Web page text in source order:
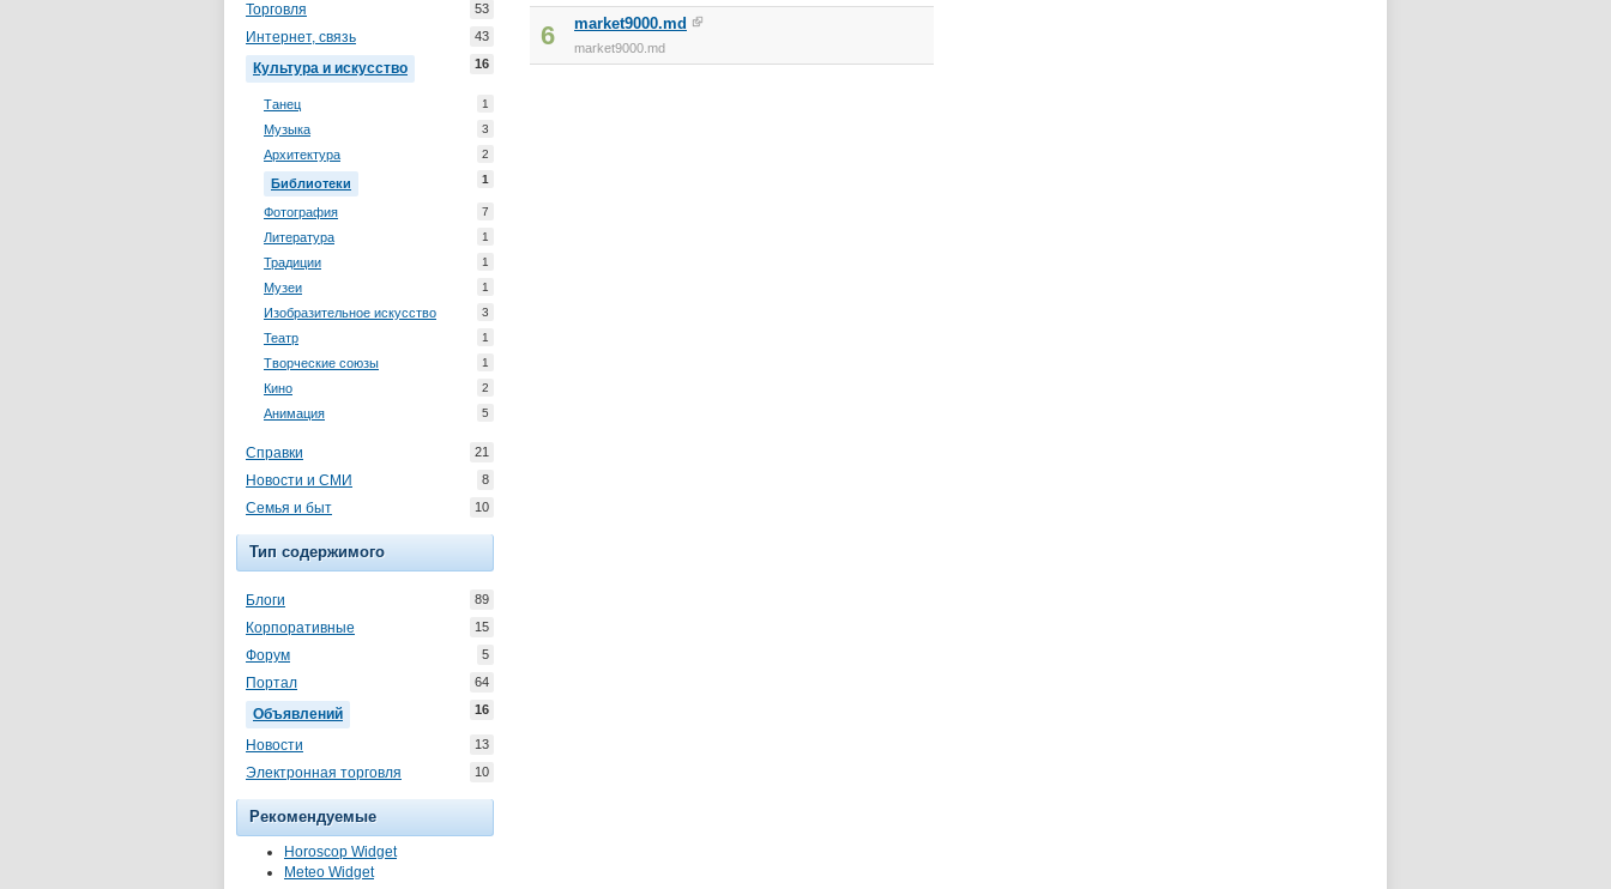
Торговля 53
Интернет, связь 43
Культура и искусство 16
Танец 1
Музыка 3
Архитектура 2
Библиотеки 1
Фотография 7
Литература 1
Традиции 1
Музеи 1
Изобразительное искусство 3
Театр 1
Творческие союзы 1
Кино 2
Анимация 5
Справки 21
Новости и СМИ 8
Семья и быт 10
Тип содержимого
Блоги 89
Корпоративные 15
Форум 5
Портал 64
Объявлений 16
Новости 13
Электронная торговля 10
Рекомендуемые
Horoscop Widget
Meteo Widget
6 market9000.md
market9000.md